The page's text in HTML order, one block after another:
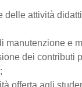
delle attività
manutenzione e
dei contributi
offerta agli